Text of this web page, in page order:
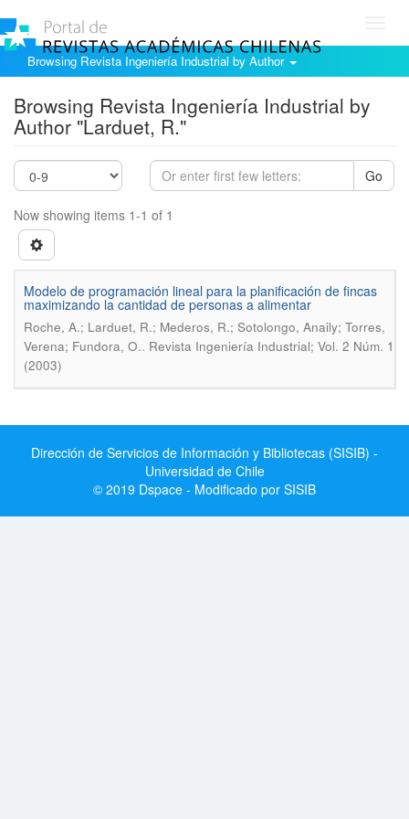
Browsing Revista Ingeniería Industrial by Author
Browsing Revista Ingeniería Industrial by
Author "Larduet, R."
Go
Now showing items 1-1 of 1
Modelo de programación lineal para la planificación de fincas
maximizando la cantidad de personas a alimentar
Roche, A.; Larduet, R.; Mederos, R.; Sotolongo, Anaily; Torres,
Verena; Fundora, O.. Revista Ingeniería Industrial; Vol. 2 Núm. 1
(2003)
Dirección de Servicios de Información y Bibliotecas (SISIB) -
Universidad de Chile
© 2019 Dspace - Modificado por SISIB